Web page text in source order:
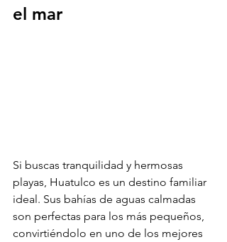
el mar
Si buscas tranquilidad y hermosas
playas, Huatulco es un destino familiar
ideal. Sus bahías de aguas calmadas
son perfectas para los más pequeños,
convirtiéndolo en uno de los mejores